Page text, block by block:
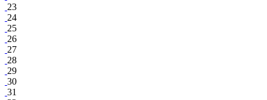
23
24
25
26
27
28
29
30
31